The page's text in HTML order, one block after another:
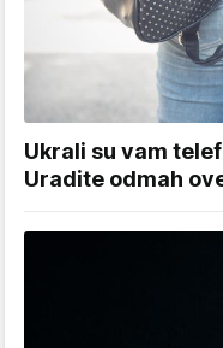
Ukrali su vam
Uradite odmah